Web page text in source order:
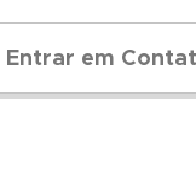
Entrar em